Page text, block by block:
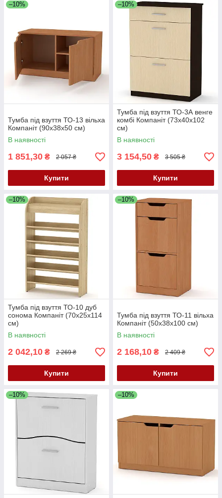
–10%
Тумба під взуття ТО-13 вільха
Компаніт (90х38х50 см)
В наявності
1 851,30 ₴ 2 057 ₴
Купити
–10%
Тумба під взуття ТО-3А венге
комбі Компаніт (73х40х102
см)
В наявності
3 154,50 ₴ 3 505 ₴
Купити
–10%
Тумба під взуття ТО-10 дуб
сонома Компаніт (70х25х114
см)
В наявності
2 042,10 ₴ 2 269 ₴
Купити
–10%
Тумба під взуття ТО-11 вільха
Компаніт (50х38х100 см)
В наявності
2 168,10 ₴ 2 409 ₴
Купити
–10% –10%